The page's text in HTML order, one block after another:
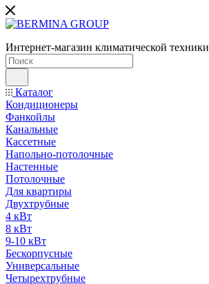
Интернет-магазин климатической техники
Каталог
Кондиционеры
Фанкойлы
Канальные
Кассетные
Напольно-потолочные
Настенные
Потолочные
Для квартиры
Двухтрубные
4 кВт
8 кВт
9-10 кВт
Бескорпусные
Универсальные
Четырехтрубные